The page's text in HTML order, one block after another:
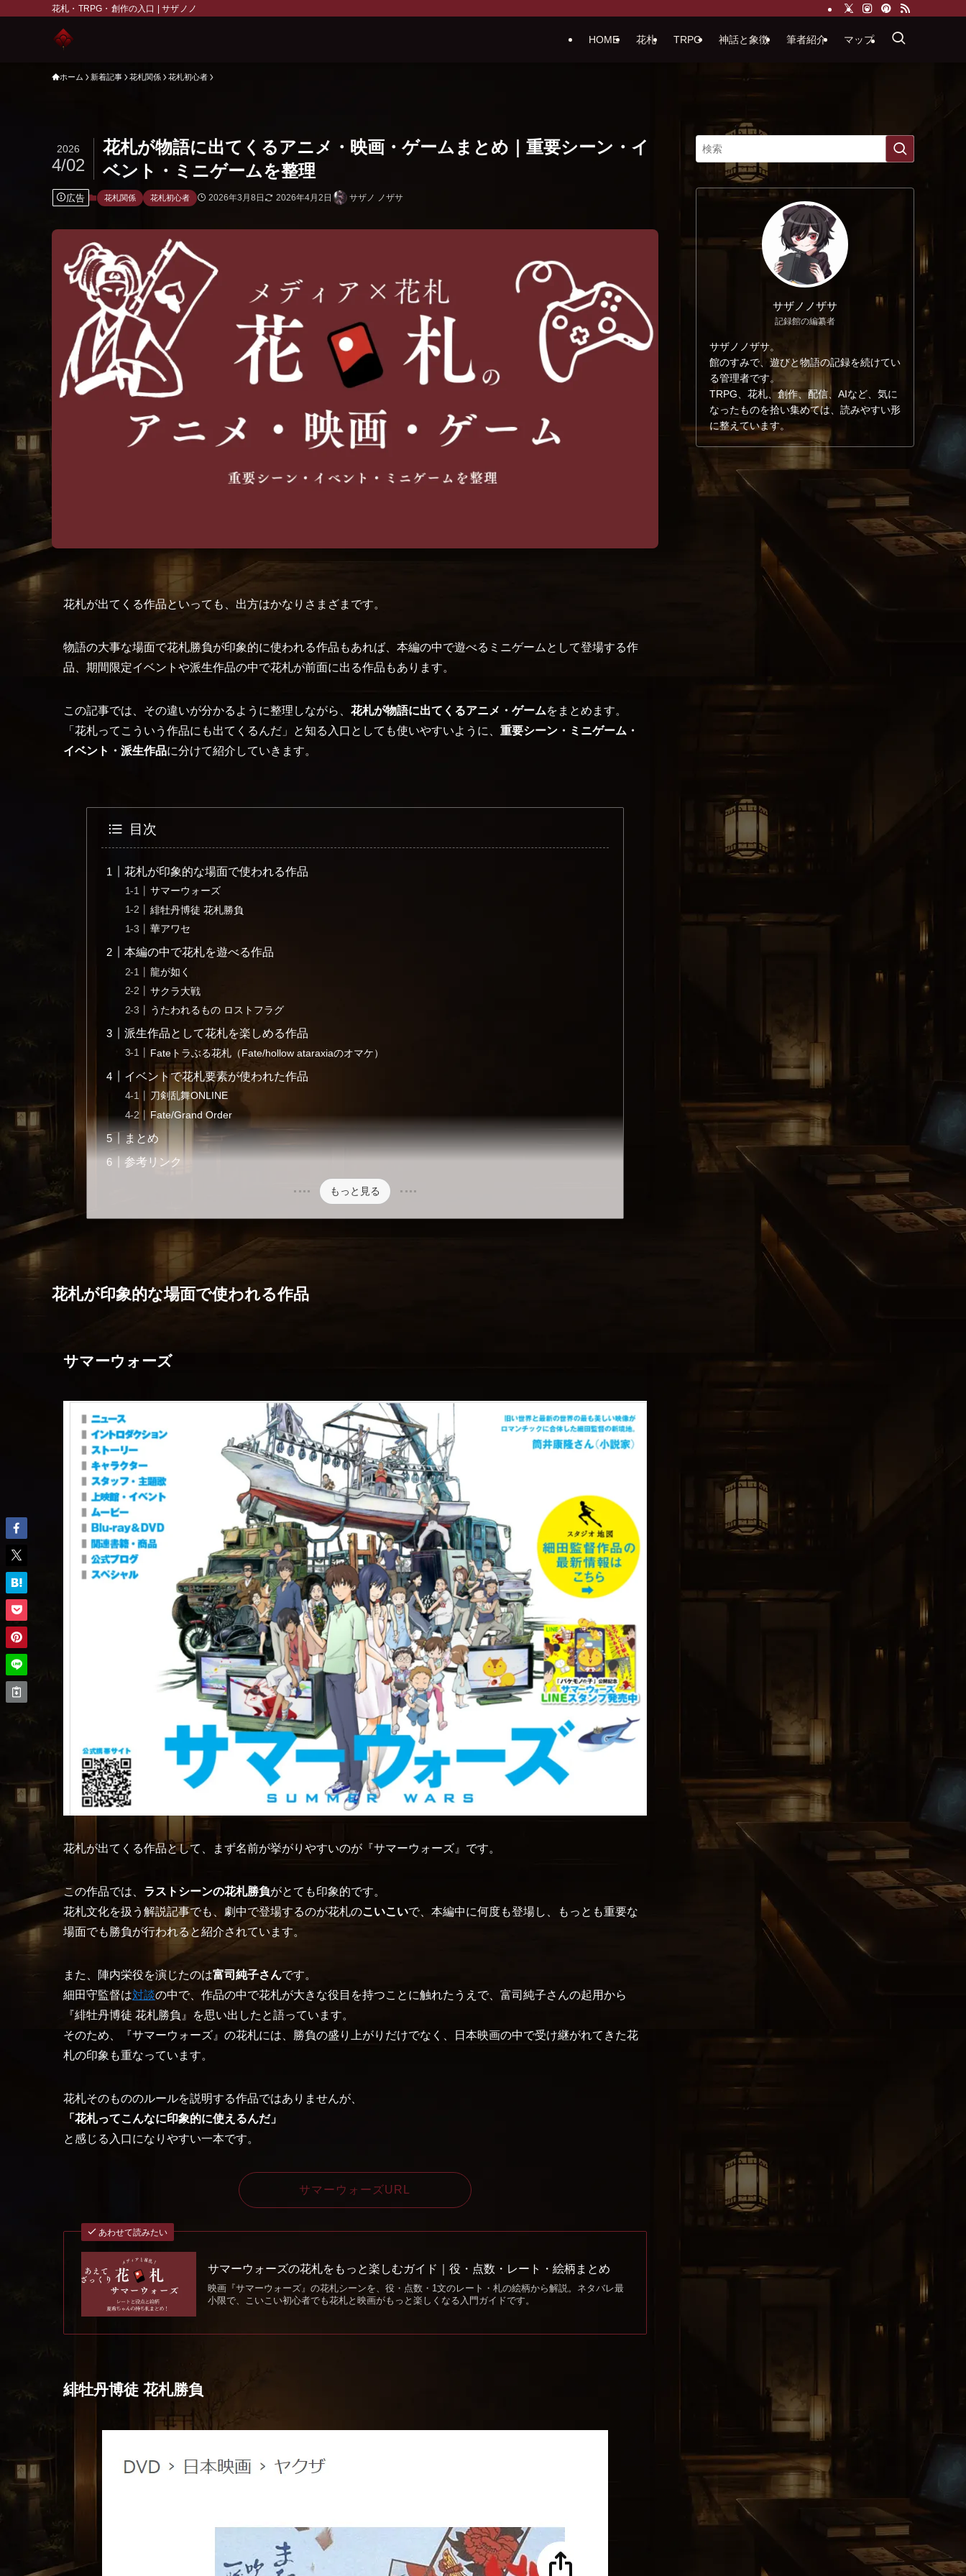
花札・TRPG・創作の入口 | サザノノ
HOME 花札 TRPG 神話と象徴 筆者紹介 マップ
ホーム 新着記事 花札関係 花札初心者
花札が物語に出てくるアニメ・映画・ゲームまとめ｜重要シーン・イ
ベント・ミニゲームを整理
2026
4/02
広告 花札関係 花札初心者 2026年3月8日 2026年4月2日 サザノ ノザサ
花札が出てくる作品といっても、出方はかなりさまざまです。
物語の大事な場面で花札勝負が印象的に使われる作品もあれば、本編の中で遊べるミニゲームとして登場する作
品、期間限定イベントや派生作品の中で花札が前面に出る作品もあります。
この記事では、その違いが分かるように整理しながら、 花札が物語に出てくるアニメ・ゲームをまとめます。
「花札ってこういう作品にも出てくるんだ」と知る入口としても使いやすいように、 重要シーン・ミニゲーム・
イベント・派生作品に分けて紹介していきます。
目次
花札が印象的な場面で使われる作品
サマーウォーズ
緋牡丹博徒 花札勝負
華アワセ
本編の中で花札を遊べる作品
龍が如く
サクラ大戦
うたわれるもの ロストフラグ
派生作品として花札を楽しめる作品
Fateトラぶる花札（Fate/hollow ataraxiaのオマケ）
イベントで花札要素が使われた作品
刀剣乱舞ONLINE
Fate/Grand Order
まとめ
参考リンク
もっと見る
花札が印象的な場面で使われる作品
サマーウォーズ
花札が出てくる作品として、まず名前が挙がりやすいのが『サマーウォーズ』です。
この作品では、 ラストシーンの花札勝負がとても印象的です。
花札文化を扱う解説記事でも、劇中で登場するのが花札のこいこいで、本編中に何度も登場し、もっとも重要な
場面でも勝負が行われると紹介されています。
また、陣内栄役を演じたのは富司純子さんです。
細田守監督は対談の中で、作品の中で花札が大きな役目を持つことに触れたうえで、富司純子さんの起用から
『緋牡丹博徒 花札勝負』を思い出したと語っています。
そのため、『サマーウォーズ』の花札には、勝負の盛り上がりだけでなく、日本映画の中で受け継がれてきた花
札の印象も重なっています。
花札そのもののルールを説明する作品ではありませんが、
「花札ってこんなに印象的に使えるんだ」
と感じる入口になりやすい一本です。
サマーウォーズURL
あわせて読みたい
サマーウォーズの花札をもっと楽しむガイド｜役・点数・レート・絵柄まとめ
映画『サマーウォーズ』の花札シーンを、役・点数・1文のレート・札の絵柄から解説。ネタバレ最
小限で、こいこい初心者でも花札と映画がもっと楽しくなる入門ガイドです。
緋牡丹博徒 花札勝負
サザノノザサ
記録館の編纂者
サザノノザサ。
館のすみで、遊びと物語の記録を続けてい
る管理者です。
TRPG、花札、創作、配信、AIなど、気に
なったものを拾い集めては、読みやすい形
に整えています。